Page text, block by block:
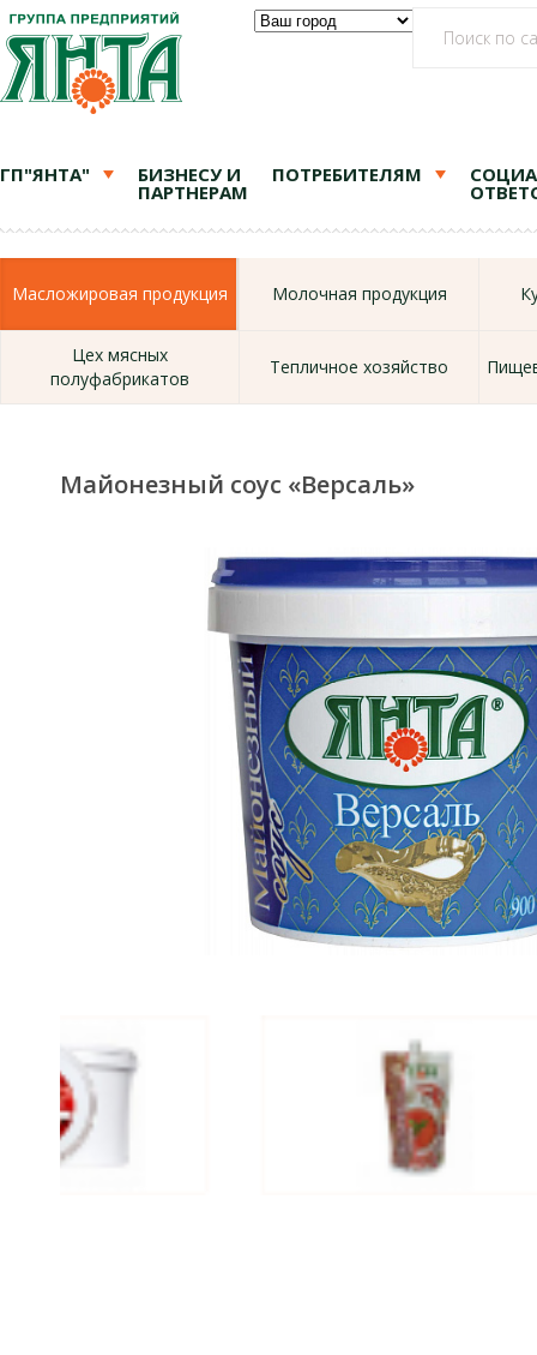
ГП"ЯНТА" БИЗНЕСУ И
ПАРТНЕРАМ
ПОТРЕБИТЕЛЯМ
Масложировая продукция Молочная продукция
Цех мясных
полуфабрикатов
Тепличное хозяйство
Майонезный соус «Версаль»